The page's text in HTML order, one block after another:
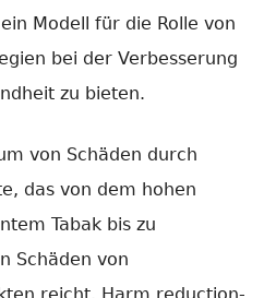
Modell für die Rolle von
bei der Verbesserung
zu bieten.
von Schäden durch
das von dem hohen
Tabak bis zu
Schäden von
reicht. Harm reduction-